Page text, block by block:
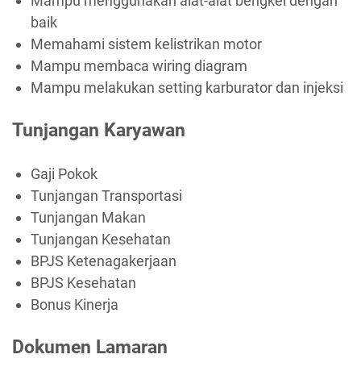
baik
Memahami sistem kelistrikan motor
Mampu membaca wiring diagram
Mampu melakukan setting karburator dan injeksi
Tunjangan Karyawan
Gaji Pokok
Tunjangan Transportasi
Tunjangan Makan
Tunjangan Kesehatan
BPJS Ketenagakerjaan
BPJS Kesehatan
Bonus Kinerja
Dokumen Lamaran